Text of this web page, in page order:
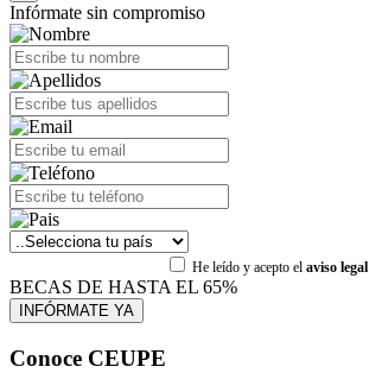
Infórmate sin compromiso
He leído y acepto el aviso legal
BECAS DE HASTA EL 65%
Conoce CEUPE